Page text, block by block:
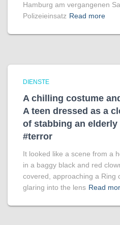
Hamburg am vergangenen
Polizeieinsatz Read more
DIENSTE
A chilling costume
A teen dressed as a
of stabbing an elderly
#terror
It looked like a scene from a
in a baggy black and red
covered, approaching a Ring
glaring into the lens Read